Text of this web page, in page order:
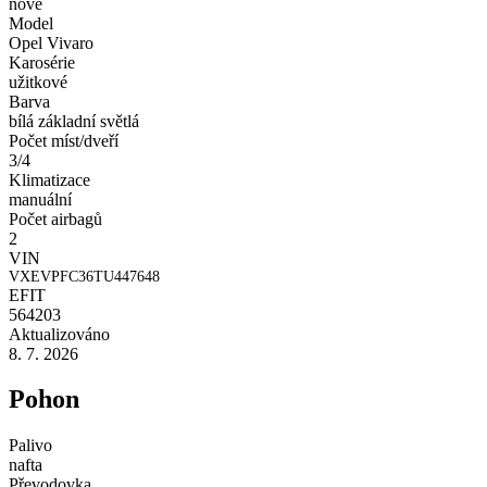
Model
Opel Vivaro
Karosérie
užitkové
Barva
bílá základní světlá
Počet míst/dveří
3/4
Klimatizace
manuální
Počet airbagů
2
VIN
VXEVPFC36TU447648
EFIT
564203
Aktualizováno
8. 7. 2026
Pohon
Palivo
nafta